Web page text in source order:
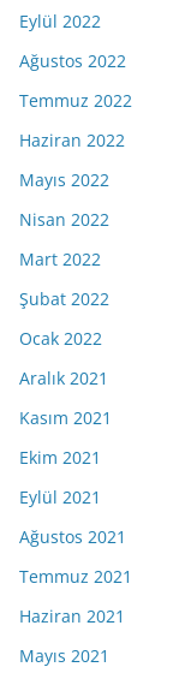
Eylül 2022
Ağustos 2022
Temmuz 2022
Haziran 2022
Mayıs 2022
Nisan 2022
Mart 2022
Şubat 2022
Ocak 2022
Aralık 2021
Kasım 2021
Ekim 2021
Eylül 2021
Ağustos 2021
Temmuz 2021
Haziran 2021
Mayıs 2021